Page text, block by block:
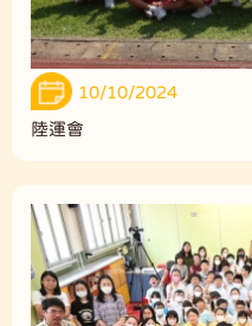
10/10/2024
陸運會